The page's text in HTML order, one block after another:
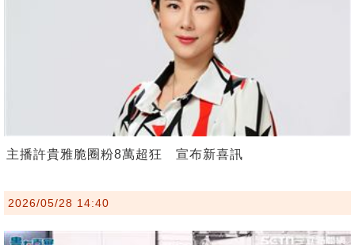
主播許貴雅脆圈粉8萬超狂 宣布新喜訊
2026/05/28 14:40